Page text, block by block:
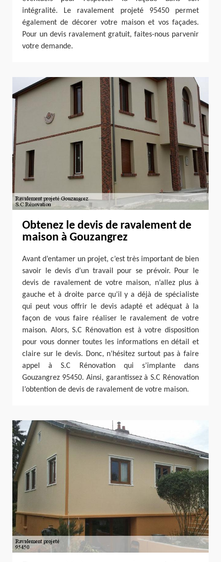
intégralité. Le ravalement projeté 95450 permet
également de décorer votre maison et vos façades.
Pour un devis ravalement gratuit, faites-nous parvenir
votre demande.
Obtenez le devis de ravalement de
maison à Gouzangrez
Avant d’entamer un projet, c’est très important de bien
savoir le devis d’un travail pour se prévoir. Pour le
devis de ravalement de votre maison, n’allez plus à
gauche et à droite parce qu’il y a déjà de spécialiste
qui peut vous offrir le devis adapté et adéquat à la
façon de vous faire réaliser le ravalement de votre
maison. Alors, S.C Rénovation est à votre disposition
pour vous donner toutes les informations en détail et
claire sur le devis. Donc, n’hésitez surtout pas à faire
appel à S.C Rénovation qui s’implante dans
Gouzangrez 95450. Ainsi, garantissez à S.C Rénovation
l’obtention de devis de ravalement de votre maison.